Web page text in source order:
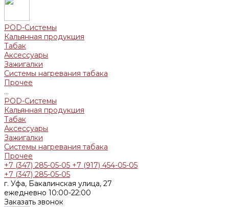
POD-Системы
Кальянная продукция
Табак
Аксессуары
Зажигалки
Системы нагревания табака
Прочее
...
POD-Системы
Кальянная продукция
Табак
Аксессуары
Зажигалки
Системы нагревания табака
Прочее
+7 (347) 285-05-05 +7 (917) 454-05-05
+7 (347) 285-05-05
г. Уфа, Бакалинская улица, 27
ежедневно 10:00-22:00
Заказать звонок